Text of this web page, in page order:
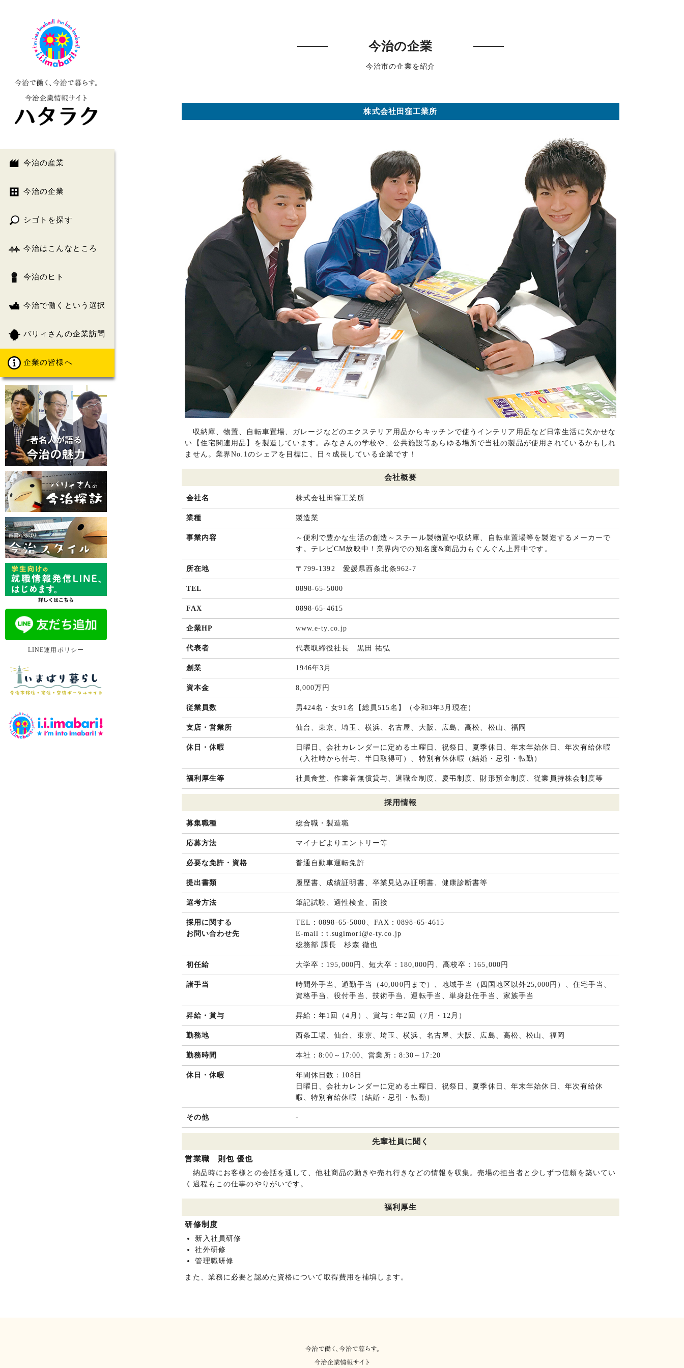
今治の産業
今治の企業
シゴトを探す
今治はこんなところ
今治のヒト
今治で働くという選択
バリィさんの企業訪問
企業の皆様へ
LINE運用ポリシー
今治の企業
今治市の企業を紹介
株式会社田窪工業所
収納庫、物置、自転車置場、ガレージなどのエクステリア用品からキッチンで使うインテリア用品など日常生活に欠かせな
い【住宅関連用品】を製造しています。みなさんの学校や、公共施設等あらゆる場所で当社の製品が使用されているかもしれ
ません。業界No.1のシェアを目標に、日々成長している企業です！
会社概要
会社名 株式会社田窪工業所
業種 製造業
事業内容
～便利で豊かな生活の創造～スチール製物置や収納庫、自転車置場等を製造するメーカーで
す。テレビCM放映中！業界内での知名度&商品力もぐんぐん上昇中です。
所在地 〒799-1392 愛媛県西条北条962-7
TEL 0898-65-5000
FAX 0898-65-4615
企業HP www.e-ty.co.jp
代表者 代表取締役社長 黒田 祐弘
創業 1946年3月
資本金 8,000万円
従業員数 男424名・女91名【総員515名】（令和3年3月現在）
支店・営業所 仙台、東京、埼玉、横浜、名古屋、大阪、広島、高松、松山、福岡
休日・休暇
日曜日、会社カレンダーに定める土曜日、祝祭日、夏季休日、年末年始休日、年次有給休暇
（入社時から付与、半日取得可）、特別有休休暇（結婚・忌引・転勤）
福利厚生等 社員食堂、作業着無償貸与、退職金制度、慶弔制度、財形預金制度、従業員持株会制度等
採用情報
募集職種 総合職・製造職
応募方法 マイナビよりエントリー等
必要な免許・資格 普通自動車運転免許
提出書類 履歴書、成績証明書、卒業見込み証明書、健康診断書等
選考方法 筆記試験、適性検査、面接
採用に関する
お問い合わせ先
TEL：0898-65-5000、FAX：0898-65-4615
E-mail：t.sugimori@e-ty.co.jp
総務部 課長 杉森 徹也
初任給 大学卒：195,000円、短大卒：180,000円、高校卒：165,000円
諸手当
時間外手当、通勤手当（40,000円まで）、地域手当（四国地区以外25,000円）、住宅手当、
資格手当、役付手当、技術手当、運転手当、単身赴任手当、家族手当
昇給・賞与 昇給：年1回（4月）、賞与：年2回（7月・12月）
勤務地 西条工場、仙台、東京、埼玉、横浜、名古屋、大阪、広島、高松、松山、福岡
勤務時間 本社：8:00～17:00、営業所：8:30～17:20
休日・休暇
年間休日数：108日
日曜日、会社カレンダーに定める土曜日、祝祭日、夏季休日、年末年始休日、年次有給休
暇、特別有給休暇（結婚・忌引・転勤）
その他 -
先輩社員に聞く
営業職 則包 優也
納品時にお客様との会話を通して、他社商品の動きや売れ行きなどの情報を収集。売場の担当者と少しずつ信頼を築いてい
く過程もこの仕事のやりがいです。
福利厚生
研修制度
新入社員研修
社外研修
管理職研修
また、業務に必要と認めた資格について取得費用を補填します。